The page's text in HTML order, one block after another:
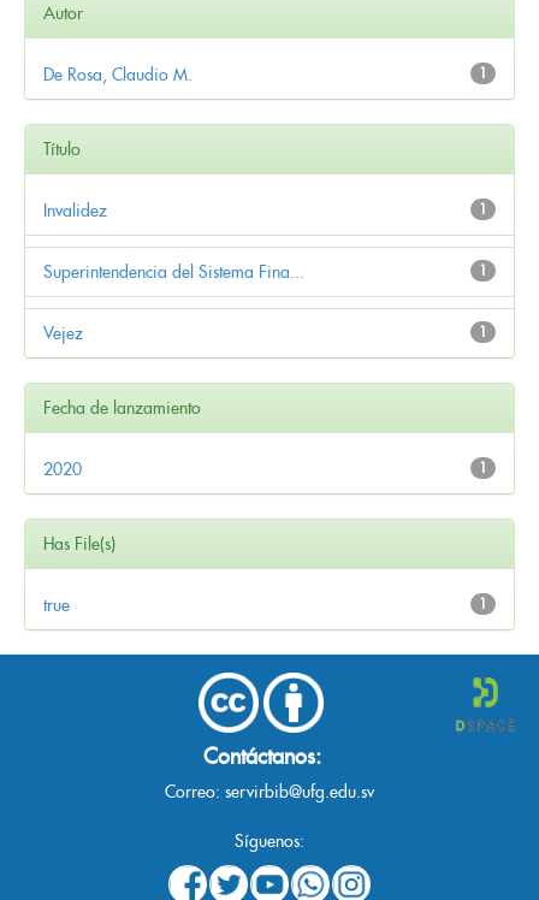
Autor
1
De Rosa, Claudio M.
Título
1
Invalidez
1
Superintendencia del Sistema Fina...
1
Vejez
Fecha de lanzamiento
1
2020
Has File(s)
1
true
Contáctanos:
Correo: servirbib@ufg.edu.sv
Síguenos: